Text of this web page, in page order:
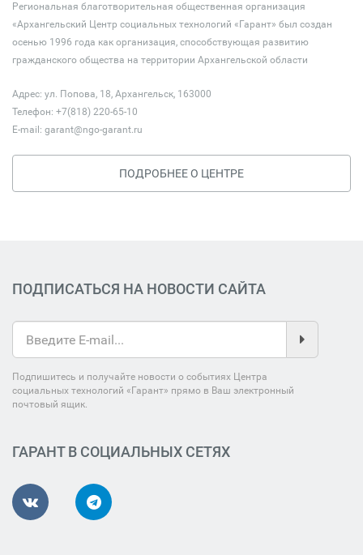
Региональная благотворительная общественная организация
«Архангельский Центр социальных технологий «Гарант» был создан
осенью 1996 года как организация, способствующая развитию
гражданского общества на территории Архангельской области
Адрес: ул. Попова, 18, Архангельск, 163000
Телефон: +7(818) 220-65-10
E-mail: garant@ngo-garant.ru
ПОДРОБНЕЕ О ЦЕНТРЕ
ПОДПИСАТЬСЯ НА НОВОСТИ САЙТА
Подпишитесь и получайте новости о событиях Центра
социальных технологий «Гарант» прямо в Ваш электронный
почтовый ящик.
ГАРАНТ В СОЦИАЛЬНЫХ СЕТЯХ